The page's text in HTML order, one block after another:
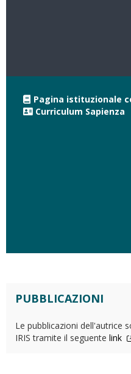
Pagina istituzionale
Curriculum Sapienza
PUBBLICAZIONI
Le pubblicazioni dell'autrice
IRIS tramite il seguente link